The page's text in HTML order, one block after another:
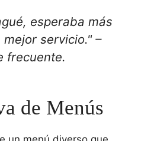
esperaba más
servicio." –
frecuente.
de Menús